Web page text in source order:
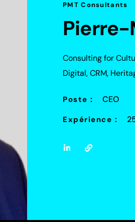
PMT Consultants
Pierre-
Consulting for
Digital, CRM,
Poste : CEO
Expérience :